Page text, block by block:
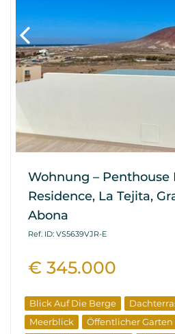
Wohnung – Penthouse
Residence, La Tejita,
Abona
Ref. ID: VS5639VJR-E
€ 345.000
Blick Auf Die Berge
Meerblick
Öffentlicher Garten